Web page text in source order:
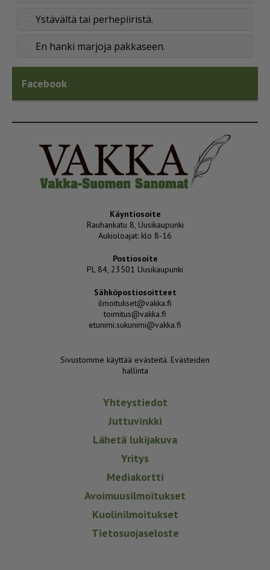
Ystävältä tai perhepiiristä.
En hanki marjoja pakkaseen.
Facebook
Käyntiosoite
Rauhankatu 8, Uusikaupunki
Aukioloajat: klo 8-16
Postiosoite
PL 84, 23501 Uusikaupunki
Sähköpostiosoitteet
ilmoitukset@vakka.fi
toimitus@vakka.fi
etunimi.sukunimi@vakka.fi
Sivustomme käyttää evästeitä. Evästeiden
hallinta
Yhteystiedot
Juttuvinkki
Lähetä lukijakuva
Yritys
Mediakortti
Avoimuusilmoitukset
Kuolinilmoitukset
Tietosuojaseloste